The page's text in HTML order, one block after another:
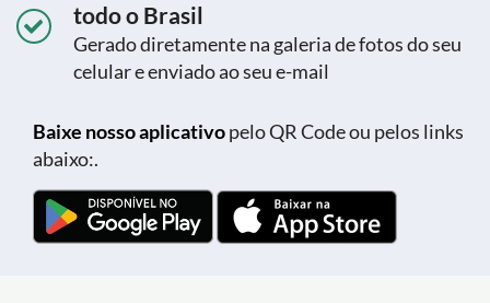
todo o Brasil
Gerado diretamente na galeria de fotos do seu
celular e enviado ao seu e-mail
Baixe nosso aplicativopelo QR Code ou pelos links
abaixo:.